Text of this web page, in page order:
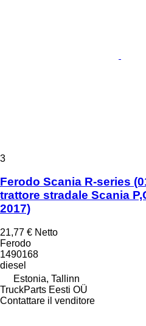
3
Ferodo Scania R-series
trattore stradale Scania
2017)
21,77 € Netto
Ferodo
1490168
diesel
Estonia, Tallinn
TruckParts Eesti OÜ
Contattare il venditore